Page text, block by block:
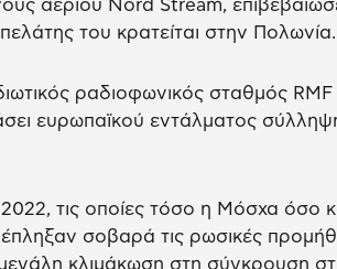
αερίου Nord Stream,
του κρατείται στην Πολωνία.
ραδιοφωνικός σταθμός
ευρωπαϊκού εντάλματος
2022, τις οποίες τόσο η Μόσχα όσο
σοβαρά τις ρωσικές
κλιμάκωση στη σύγκρουση